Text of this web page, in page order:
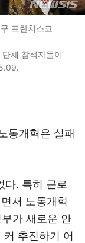
프란치스코
체 참석자들이
동개혁은 실패
다. 특히 근로
서 노동개혁
가 새로운 안
추진하기 어